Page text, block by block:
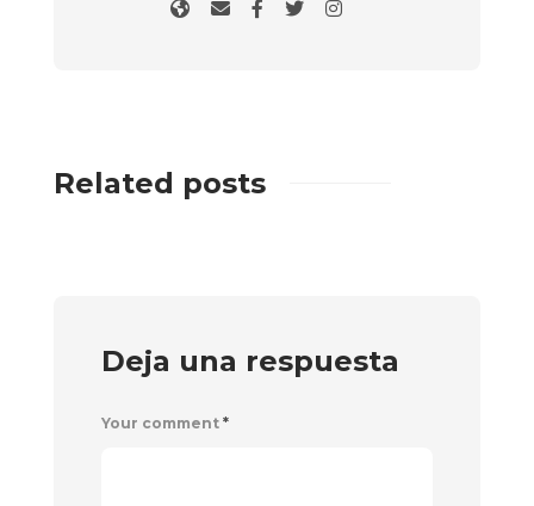
Related posts
Deja una respuesta
Your comment *